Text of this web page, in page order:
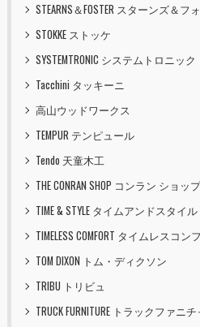
STEARNS＆FOSTER スターンズ＆フ
STOKKE ストッケ
SYSTEMTRONIC システムトロニック
Tacchini タッキーニ
高山ウッドワークス
TEMPUR テンピュール
Tendo 天童木工
THE CONRAN SHOP コンラン ショップ
TIME & STYLE タイムアンドスタイル
TIMELESS COMFORT タイムレスコン
TOM DIXON トム・ディクソン
TRIBU トリビュ
TRUCK FURNITURE トラックファニ